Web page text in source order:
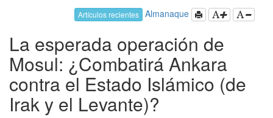
Artículos recientes Almanaque
La esperada operación de
Mosul: ¿Combatirá Ankara
contra el Estado Islámico (de
Irak y el Levante)?